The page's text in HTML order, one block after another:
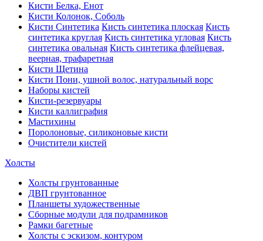
Кисти Белка, Енот
Кисти Колонок, Соболь
Кисти Синтетика Кисть синтетика плоская Кисть
синтетика круглая Кисть синтетика угловая Кисть
синтетика овальная Кисть синтетика флейцевая,
веерная, трафаретная
Кисти Щетина
Кисти Пони, ушной волос, натуральный ворс
Наборы кистей
Кисти-резервуары
Кисти каллиграфия
Мастихины
Поролоновые, силиконовые кисти
Очистители кистей
Холсты
Холсты грунтованные
ДВП грунтованное
Планшеты художественные
Сборные модули для подрамников
Рамки багетные
Холсты c эскизом, контуром